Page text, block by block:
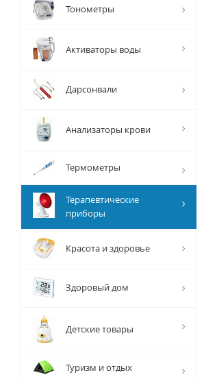
Тонометры
Активаторы воды
Дарсонвали
Анализаторы крови
Термометры
Терапевтические
приборы
Красота и здоровье
Здоровый дом
Детские товары
Туризм и отдых